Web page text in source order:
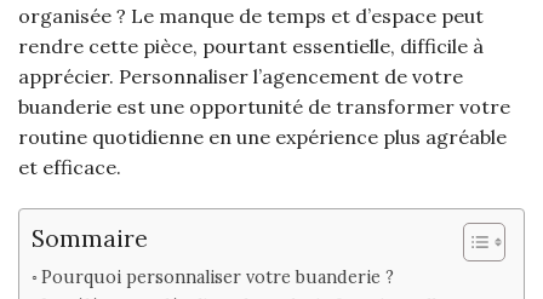
organisée ? Le manque de temps et d’espace peut
rendre cette pièce, pourtant essentielle, difficile à
apprécier. Personnaliser l’agencement de votre
buanderie est une opportunité de transformer votre
routine quotidienne en une expérience plus agréable
et efficace.
Sommaire
Pourquoi personnaliser votre buanderie ?